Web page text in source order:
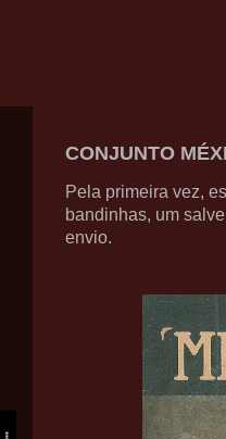
CONJUNTO
Pela primeira vez,
bandinhas, um
envio.